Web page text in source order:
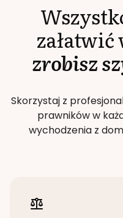
zrobisz
Skorzystaj z
prawników w
wychodzenia z